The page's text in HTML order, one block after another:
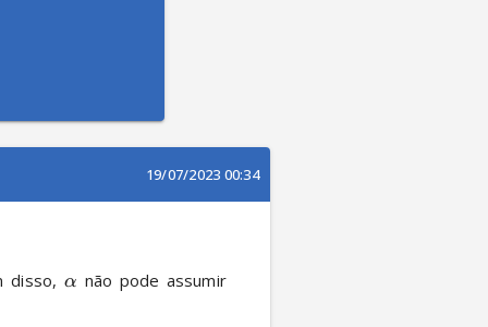
19/07/2023 00:34
disso, α não pode assumir